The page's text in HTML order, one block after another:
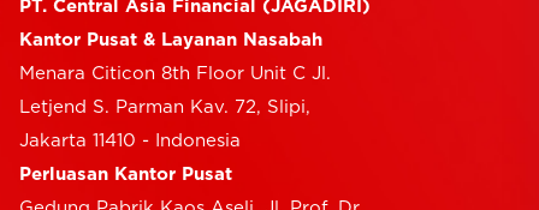
PT. Central Asia Financial (JAGADIRI)
Kantor Pusat & Layanan Nasabah
Menara Citicon 8th Floor Unit C Jl.
Letjend S. Parman Kav. 72, Slipi,
Jakarta 11410 - Indonesia
Perluasan Kantor Pusat